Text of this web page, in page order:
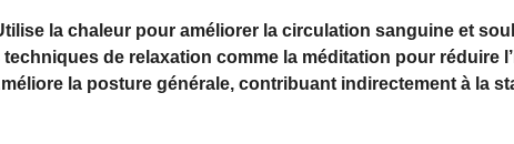
la chaleur pour améliorer la circulation sanguine et
techniques de relaxation comme la méditation pour réduire
la posture générale, contribuant indirectement à la